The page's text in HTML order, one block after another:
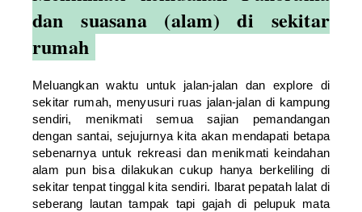
dan suasana (alam) di sekitar
rumah
Meluangkan waktu untuk jalan-jalan dan explore di
sekitar rumah, menyusuri ruas jalan-jalan di kampung
sendiri, menikmati semua sajian pemandangan
dengan santai, sejujurnya kita akan mendapati betapa
sebenarnya untuk rekreasi dan menikmati keindahan
alam pun bisa dilakukan cukup hanya berkeliling di
sekitar tenpat tinggal kita sendiri. Ibarat pepatah lalat di
seberang lautan tampak tapi gajah di pelupuk mata